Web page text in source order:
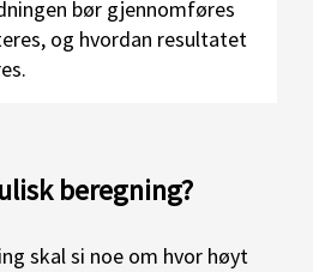
bør gjennomføres
og hvordan resultatet
beregning?
skal si noe om hvor høyt